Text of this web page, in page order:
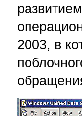
2003, в